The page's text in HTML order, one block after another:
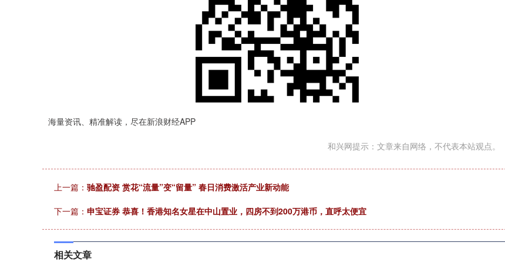
海量资讯、精准解读，尽在新浪财经APP
和兴网提示：文章来自网络，不代表本站观点。
上一篇： 驰盈配资 赏花“流量”变“留量” 春日消费激活产业新动能
下一篇： 申宝证券 恭喜！香港知名女星在中山置业，四房不到200万港币，直呼太便宜
相关文章